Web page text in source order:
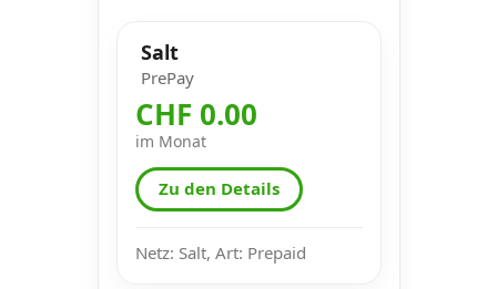
Salt
PrePay
CHF 0.00
im Monat
Zu den Details
Netz: Salt, Art: Prepaid